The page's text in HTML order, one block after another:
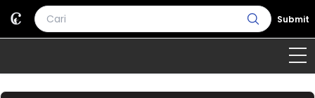
Submit
Home